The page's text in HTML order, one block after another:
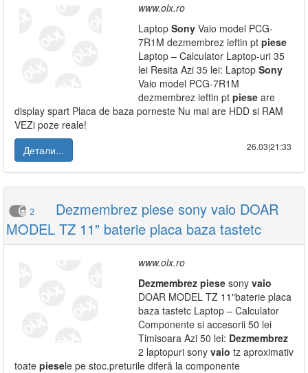
www.olx.ro
Laptop Sony Vaio model PCG-
7R1M dezmembrez ieftin pt piese
Laptop – Calculator Laptop-uri 35
lei Resita Azi 35 lei: Laptop Sony
Vaio model PCG-7R1M
dezmembrez ieftin pt piese are
display spart Placa de baza porneste Nu mai are HDD si RAM
VEZi poze reale!
Детали...
26.03|21:33
2
Dezmembrez piese sony vaio DOAR
MODEL TZ 11" baterie placa baza tastetc
www.olx.ro
Dezmembrez piese sony vaio
DOAR MODEL TZ 11"baterie placa
baza tastetc Laptop – Calculator
Componente si accesorii 50 lei
Timisoara Azi 50 lei: Dezmembrez
2 laptopuri sony vaio tz aproximativ
toate piesele pe stoc.preturile diferă la componente